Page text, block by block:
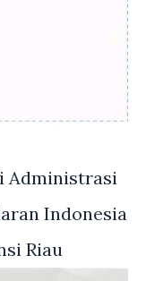
Administrasi
Indonesia
Riau